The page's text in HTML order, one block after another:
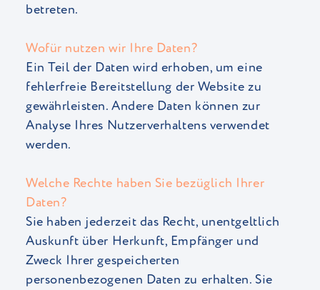
betreten.
Wofür nutzen wir Ihre Daten?
Ein Teil der Daten wird erhoben, um eine
fehlerfreie Bereitstellung der Website zu
gewährleisten. Andere Daten können zur
Analyse Ihres Nutzerverhaltens verwendet
werden.
Welche Rechte haben Sie bezüglich Ihrer
Daten?
Sie haben jederzeit das Recht, unentgeltlich
Auskunft über Herkunft, Empfänger und
Zweck Ihrer gespeicherten
personenbezogenen Daten zu erhalten. Sie